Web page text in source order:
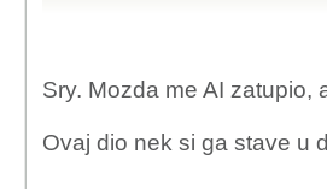
Netko je spomenuo
od treninga uma, no
trening tijela recimo
mozak, prokrvljenost,
Sry. Mozda me AI zatupio,
Ovaj dio nek si ga stave u